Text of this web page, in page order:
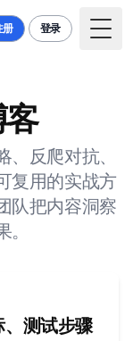
册 登录
反爬对抗、
复用的实战方
队把内容洞察
测试步骤